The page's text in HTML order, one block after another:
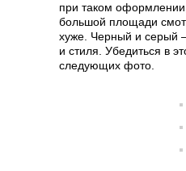
при таком
большой площади
хуже. Черный и серый
и стиля. Убедиться в
следующих фото.